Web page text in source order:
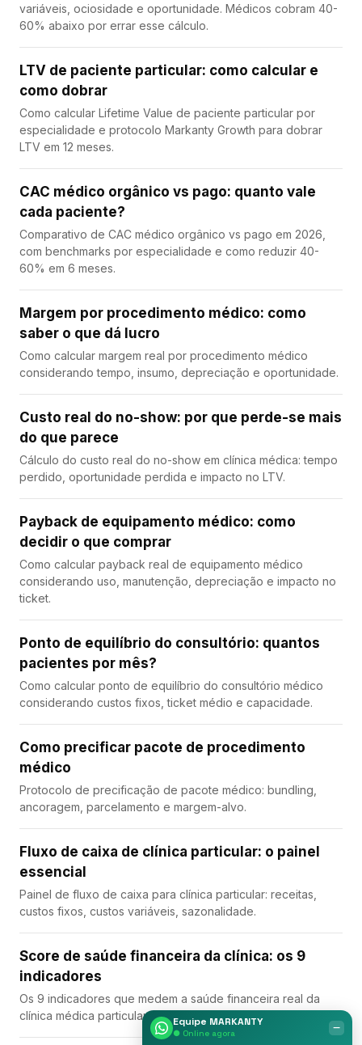
variáveis, ociosidade e oportunidade. Médicos cobram 40-
60% abaixo por errar esse cálculo.
LTV de paciente particular: como calcular e
como dobrar
Como calcular Lifetime Value de paciente particular por
especialidade e protocolo Markanty Growth para dobrar
LTV em 12 meses.
CAC médico orgânico vs pago: quanto vale
cada paciente?
Comparativo de CAC médico orgânico vs pago em 2026,
com benchmarks por especialidade e como reduzir 40-
60% em 6 meses.
Margem por procedimento médico: como
saber o que dá lucro
Como calcular margem real por procedimento médico
considerando tempo, insumo, depreciação e oportunidade.
Custo real do no-show: por que perde-se mais
do que parece
Cálculo do custo real do no-show em clínica médica: tempo
perdido, oportunidade perdida e impacto no LTV.
Payback de equipamento médico: como
decidir o que comprar
Como calcular payback real de equipamento médico
considerando uso, manutenção, depreciação e impacto no
ticket.
Ponto de equilíbrio do consultório: quantos
pacientes por mês?
Como calcular ponto de equilíbrio do consultório médico
considerando custos fixos, ticket médio e capacidade.
Como precificar pacote de procedimento
médico
Protocolo de precificação de pacote médico: bundling,
ancoragem, parcelamento e margem-alvo.
Fluxo de caixa de clínica particular: o painel
essencial
Painel de fluxo de caixa para clínica particular: receitas,
custos fixos, custos variáveis, sazonalidade.
Score de saúde financeira da clínica: os 9
indicadores
Os 9 indicadores que medem a saúde financeira real da
clínica médica particular e como melhorar cada um.
Equipe MARKANTY
● Online agora ‒